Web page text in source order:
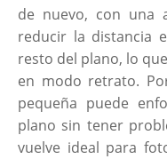
de nuevo, con una
reducir la distancia
resto del plano, lo
en modo retrato.
pequeña puede
plano sin tener
vuelve ideal para